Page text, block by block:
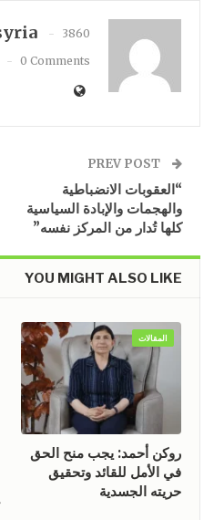
3860
0 Comments
“العقوبات الانضباطية
والهجمات والإبادة السياسية
كلها تُدار من المركز نفسه”
YOU MIGHT ALSO LIKE
المقالات
روكن أحمد: يجب منح الحق
في الأمل للقائد وتحقيق
حريته الجسدية